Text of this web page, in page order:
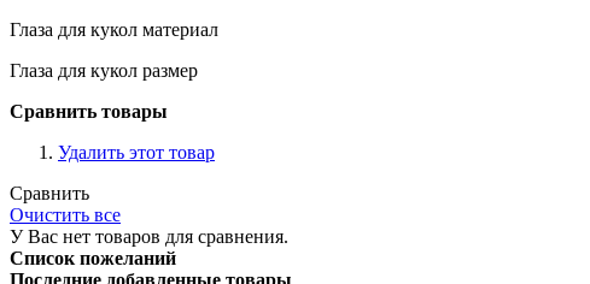
Глаза для кукол материал
Глаза для кукол размер
Сравнить товары
Удалить этот товар
Сравнить
Очистить все
У Вас нет товаров для сравнения.
Список пожеланий
Последние добавленные товары